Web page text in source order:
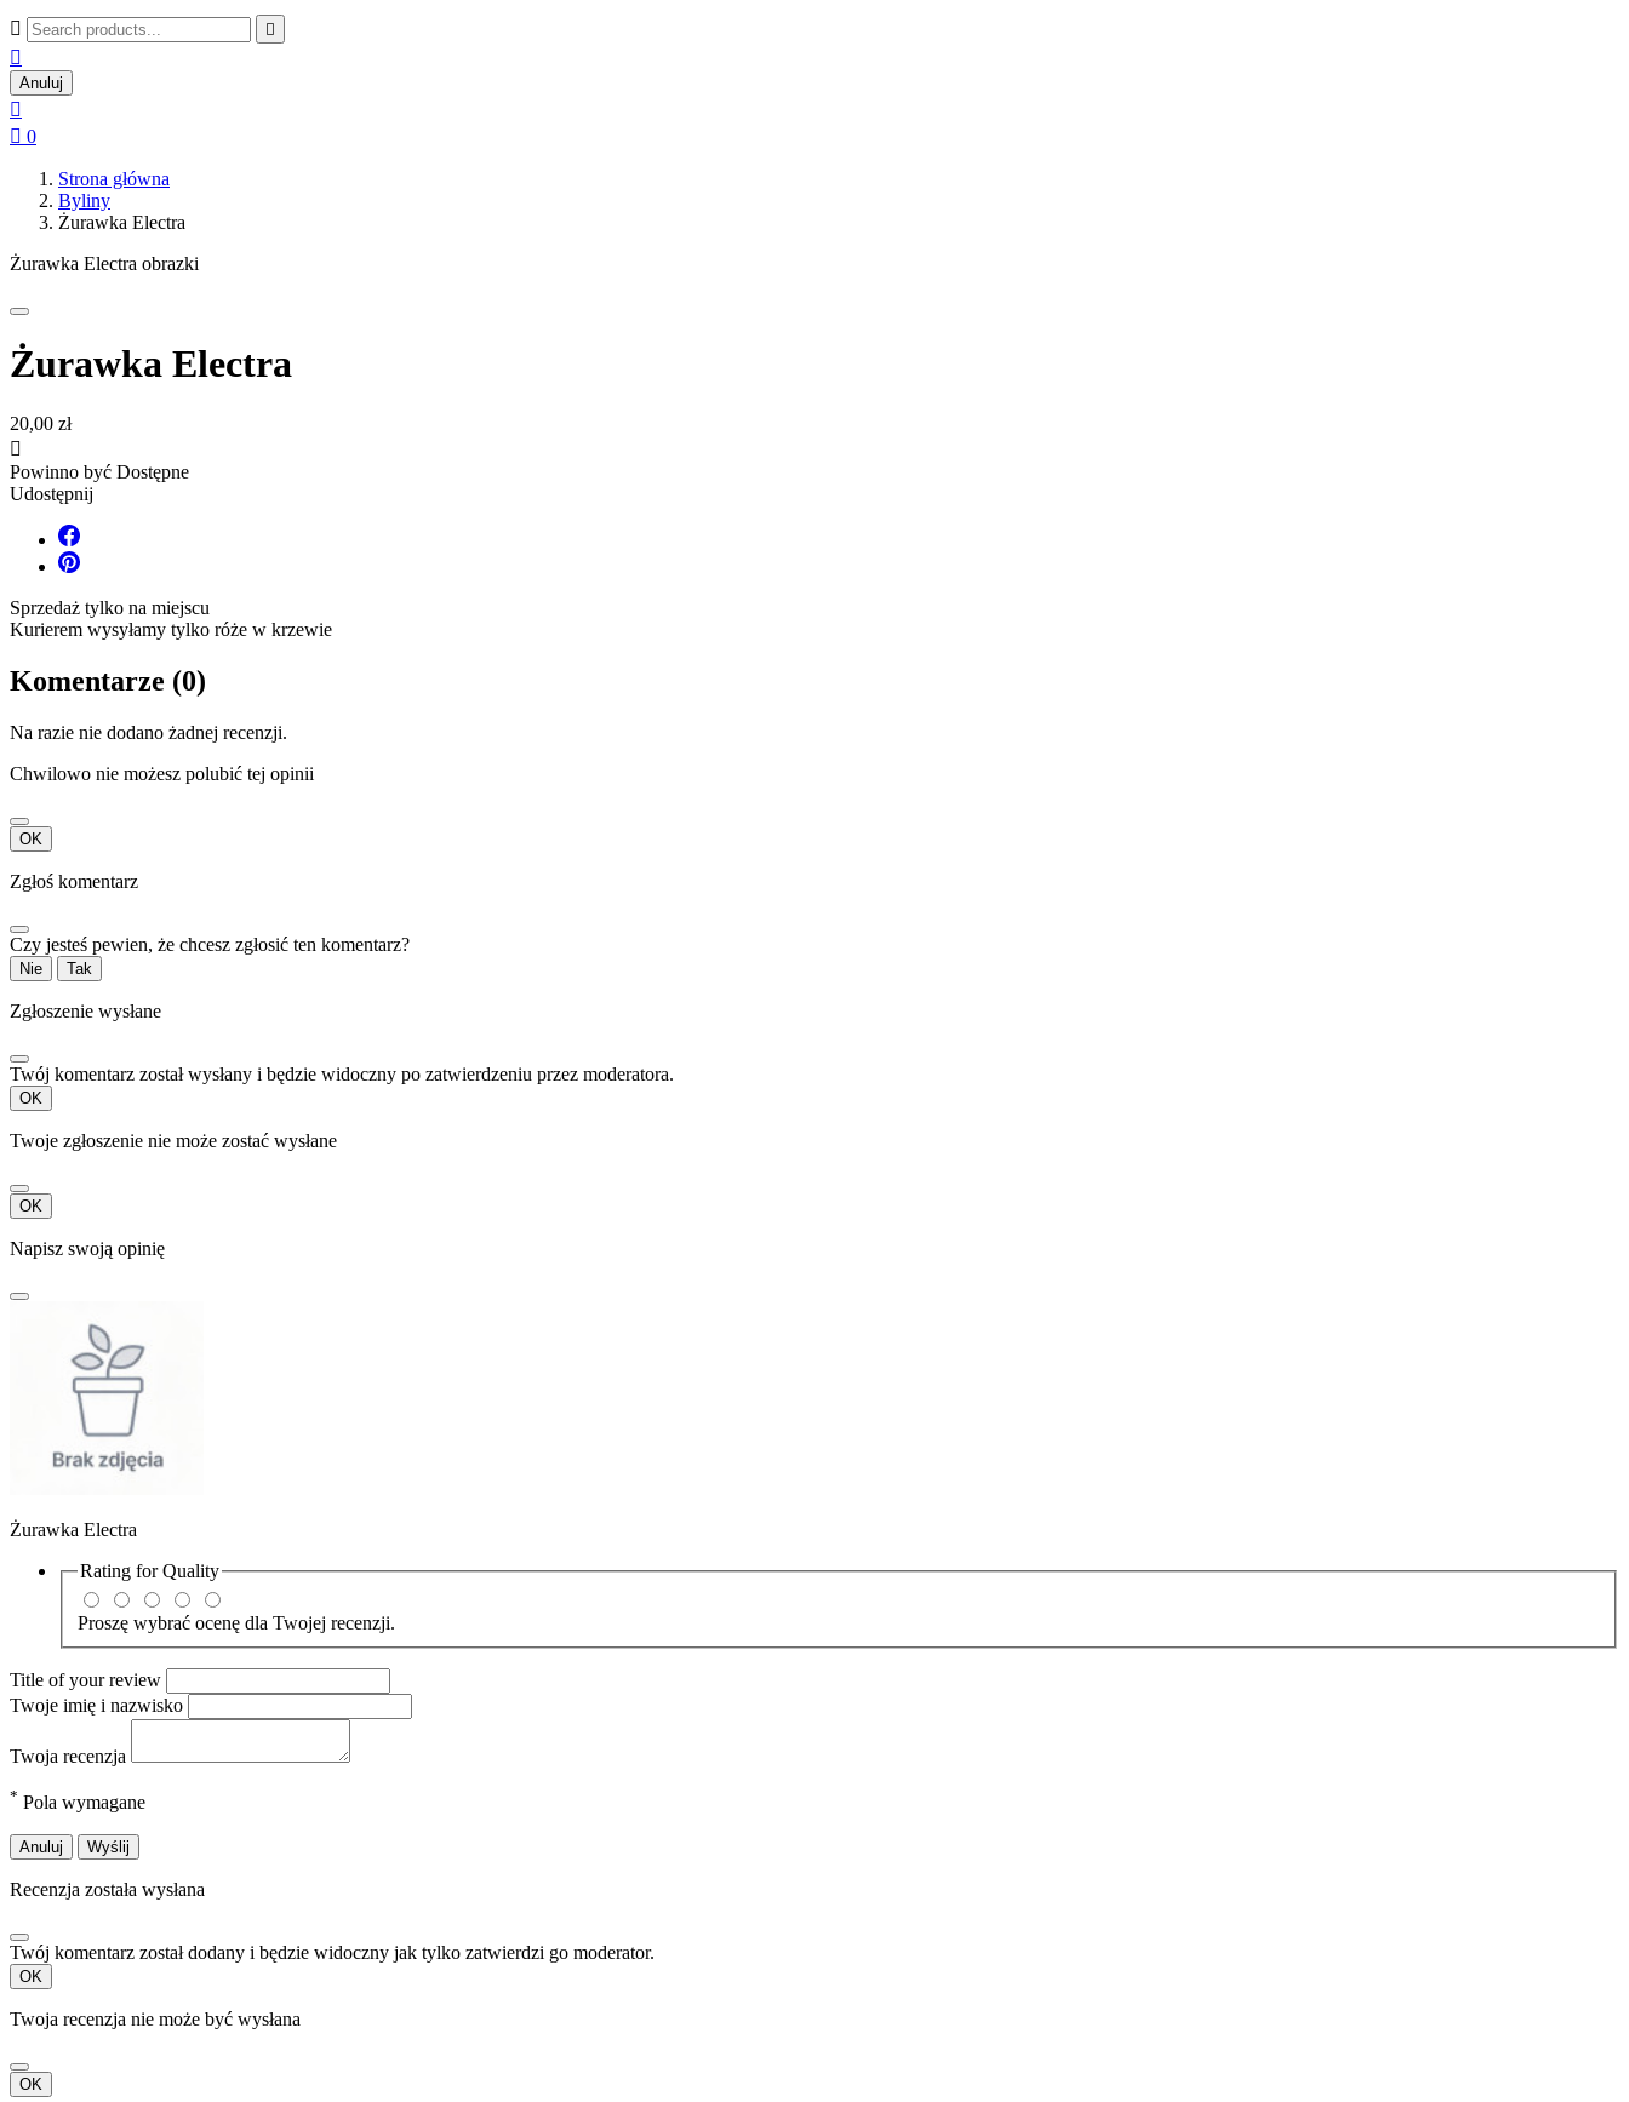
 

Anuluj

 0
Strona główna
Byliny
Żurawka Electra
Żurawka Electra obrazki
Żurawka Electra
20,00 zł

Powinno być Dostępne
Udostępnij
Sprzedaż tylko na miejscu
Kurierem wysyłamy tylko róże w krzewie
Komentarze (0)
Na razie nie dodano żadnej recenzji.
Chwilowo nie możesz polubić tej opinii
OK
Zgłoś komentarz
Czy jesteś pewien, że chcesz zgłosić ten komentarz?
Nie Tak
Zgłoszenie wysłane
Twój komentarz został wysłany i będzie widoczny po zatwierdzeniu przez moderatora.
OK
Twoje zgłoszenie nie może zostać wysłane
OK
Napisz swoją opinię
Żurawka Electra
Rating forQuality
Proszę wybrać ocenę dla Twojej recenzji.
Title of your review
Twoje imię i nazwisko
Twoja recenzja
* Pola wymagane
Anuluj Wyślij
Recenzja została wysłana
Twój komentarz został dodany i będzie widoczny jak tylko zatwierdzi go moderator.
OK
Twoja recenzja nie może być wysłana
OK